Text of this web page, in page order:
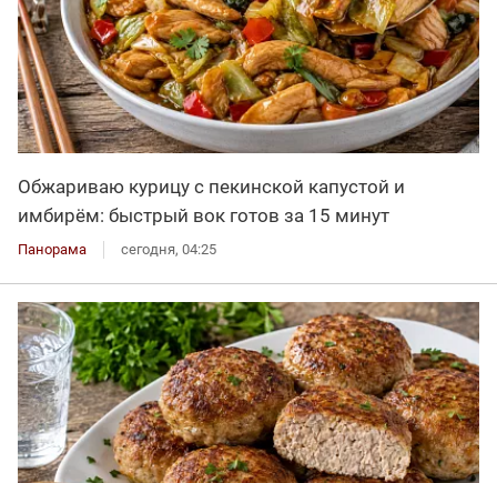
Обжариваю курицу с пекинской капустой и
имбирём: быстрый вок готов за 15 минут
Панорама сегодня, 04:25